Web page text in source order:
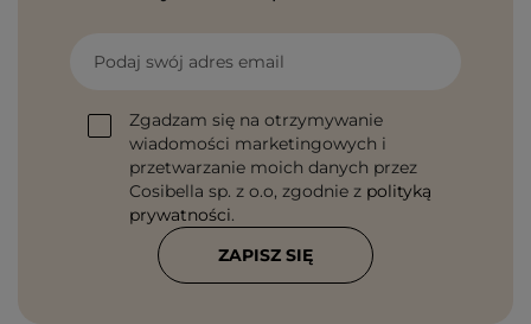
Podaj swój adres email
Zgadzam się na otrzymywanie
wiadomości marketingowych i
przetwarzanie moich danych przez
Cosibella sp. z o.o, zgodnie z polityką
prywatności.
ZAPISZ SIĘ